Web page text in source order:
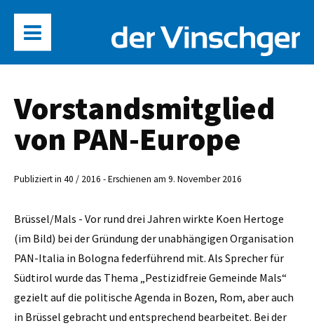
Vorstandsmitglied
von PAN-Europe
Publiziert in 40 / 2016 - Erschienen am 9. November 2016
Brüssel/Mals - Vor rund drei Jahren wirkte Koen Hertoge
(im Bild) bei der Gründung der unabhängigen Organisation
PAN-­Italia in Bologna federführend mit. Als Sprecher für
Südtirol wurde das Thema „Pestizidfreie Gemeinde Mals“
gezielt auf die politische Agenda in Bozen, Rom, aber auch
in Brüssel gebracht und entsprechend bearbeitet. Bei der